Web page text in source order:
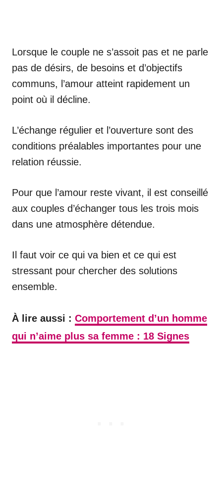
Lorsque le couple ne s’assoit pas et ne parle
pas de désirs, de besoins et d’objectifs
communs, l’amour atteint rapidement un
point où il décline.
L’échange régulier et l’ouverture sont des
conditions préalables importantes pour une
relation réussie.
Pour que l’amour reste vivant, il est conseillé
aux couples d’échanger tous les trois mois
dans une atmosphère détendue.
Il faut voir ce qui va bien et ce qui est
stressant pour chercher des solutions
ensemble.
À lire aussi : Comportement d’un homme
qui n’aime plus sa femme : 18 Signes